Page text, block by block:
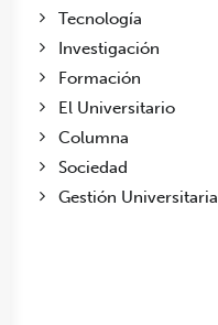
Tecnología
Investigación
Formación
El Universitario
Columna
Sociedad
Gestión Universitaria